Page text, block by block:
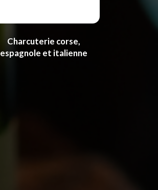
Charcuterie corse,
espagnole et italienne